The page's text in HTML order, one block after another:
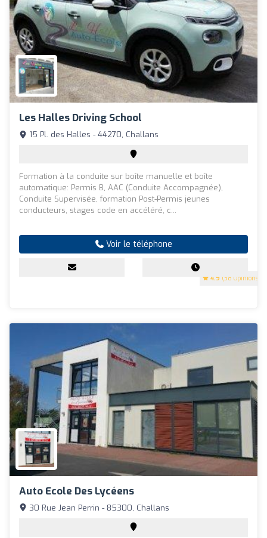
Les Halles Driving School
4.9 (38 Opinions)
15 Pl. des Halles - 44270, Challans
Formation à la conduite sur boîte manuelle et boîte
automatique: Permis B, AAC (Conduite Accompagnée),
Conduite Supervisée, formation Post-Permis jeunes
conducteurs, stages code en accéléré, c...
Voir le téléphone
Auto Ecole Des Lycéens
30 Rue Jean Perrin - 85300, Challans